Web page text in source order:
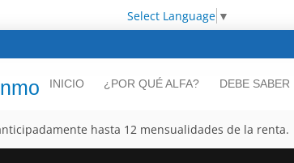
Select Language ▼
INICIO ¿POR QUÉ ALFA? DEBE SABER
hasta 12 mensualidades de la renta.